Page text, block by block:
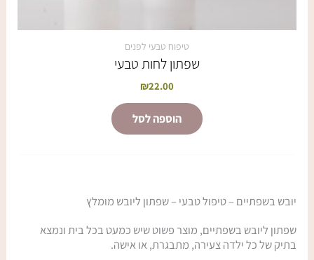
טיפוח טבעי לפנים
שפתון לחות טבעי
₪22.00
הוספה לסל
יובש בשפתיים – טיפול טבעי – שפתון ליובש מומלץ
שפתון ליובש בשפתיים, מוצר פשוט שיש כמעט בכל בית ונמצא
בתיק של כל ילדה צעירה, מתבגרת, או אישה.